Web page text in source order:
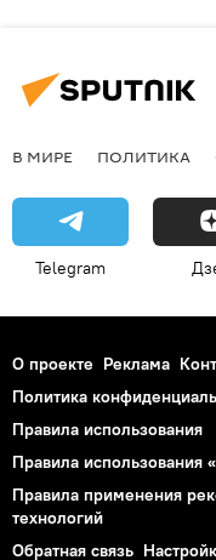
В МИРЕ ПОЛИТИКА
Telegram
О проекте Реклама
Политика
Правила использования
Правила использования
Правила применения
технологий
Обратная связь